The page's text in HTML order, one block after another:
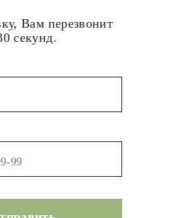
Вам перезвонит
секунд.